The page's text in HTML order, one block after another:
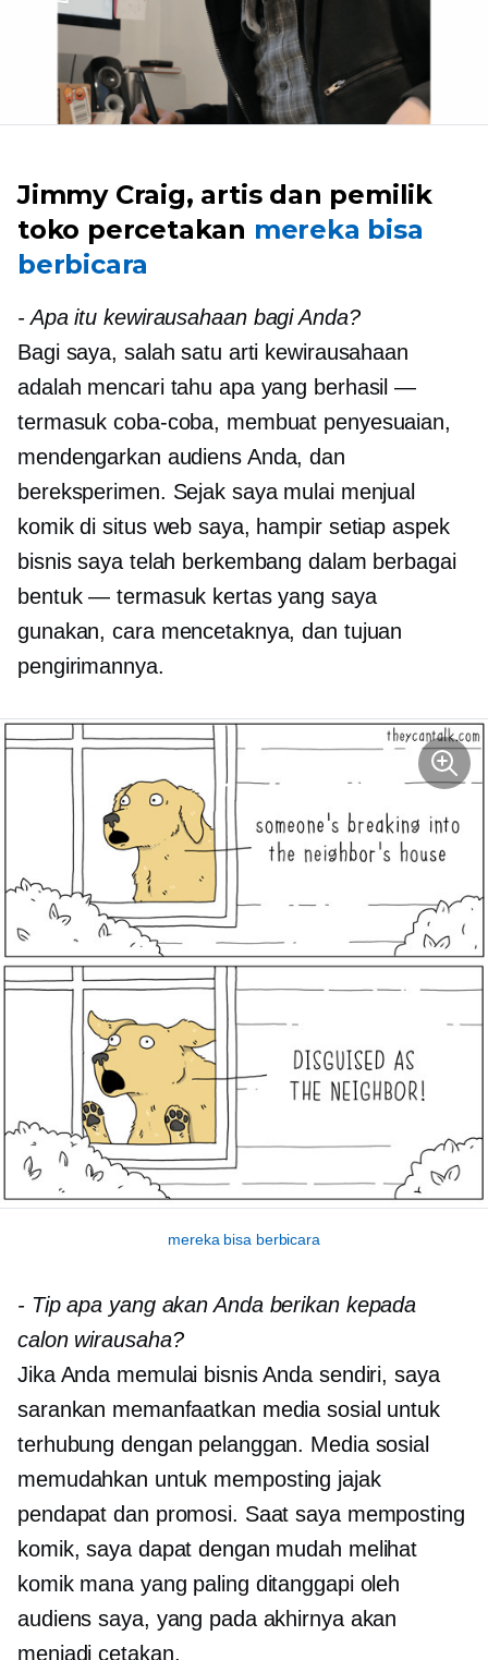
Jimmy Craig, artis dan pemilik
toko percetakan mereka bisa
berbicara
-Apa itu kewirausahaan bagi Anda?
Bagi saya, salah satu arti kewirausahaan
adalah mencari tahu apa yang berhasil —
termasuk coba-coba, membuat penyesuaian,
mendengarkan audiens Anda, dan
bereksperimen. Sejak saya mulai menjual
komik di situs web saya, hampir setiap aspek
bisnis saya telah berkembang dalam berbagai
bentuk — termasuk kertas yang saya
gunakan, cara mencetaknya, dan tujuan
pengirimannya.
mereka bisa berbicara
-Tip apa yang akan Anda berikan kepada
calon wirausaha?
Jika Anda memulai bisnis Anda sendiri, saya
sarankan memanfaatkan media sosial untuk
terhubung dengan pelanggan. Media sosial
memudahkan untuk memposting jajak
pendapat dan promosi. Saat saya memposting
komik, saya dapat dengan mudah melihat
komik mana yang paling ditanggapi oleh
audiens saya, yang pada akhirnya akan
menjadi cetakan.